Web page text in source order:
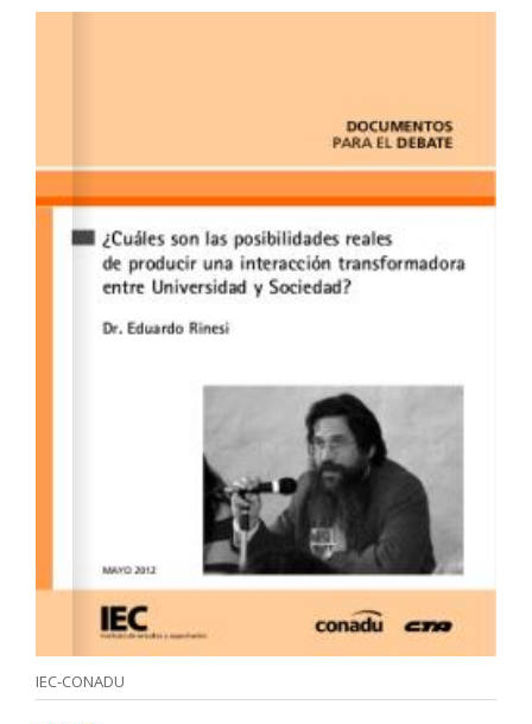
IEC-CONADU